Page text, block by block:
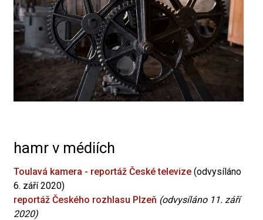
hamr v médiích
Toulavá kamera - reportáž České televize (odvysíláno
6. září 2020)
reportáž Českého rozhlasu Plzeň (odvysíláno 11. září
2020)